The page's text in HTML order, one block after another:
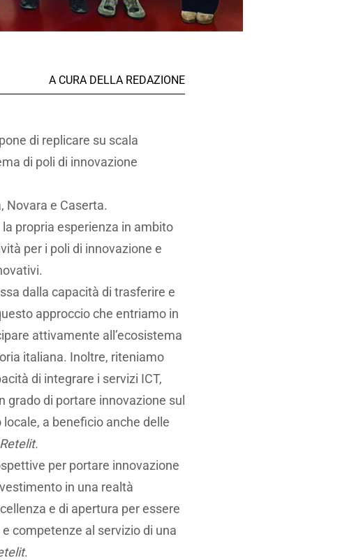
A CURA DELLA REDAZIONE
di replicare su scala
di poli di innovazione
Novara e Caserta.
propria esperienza in ambito
per i poli di innovazione e
dalla capacità di trasferire e
approccio che entriamo in
attivamente all’ecosistema
italiana. Inoltre, riteniamo
di integrare i servizi ICT,
di portare innovazione sul
a beneficio anche delle
per portare innovazione
in una realtà
e di apertura per essere
competenze al servizio di una
.